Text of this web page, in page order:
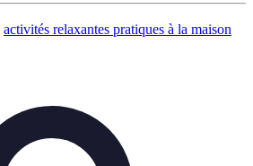
activités relaxantes pratiques à la maison